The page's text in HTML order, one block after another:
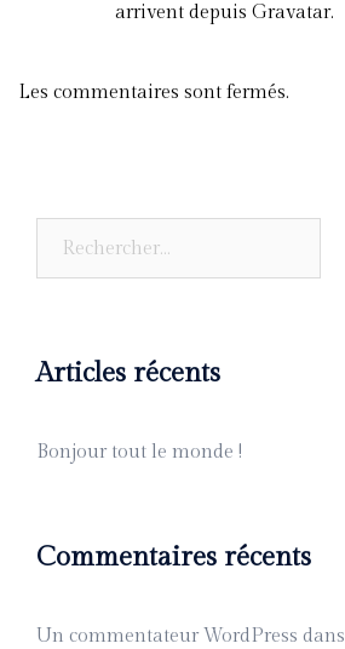
arrivent depuis Gravatar.
Les commentaires sont fermés.
Articles récents
Bonjour tout le monde !
Commentaires récents
Un commentateur WordPress dans